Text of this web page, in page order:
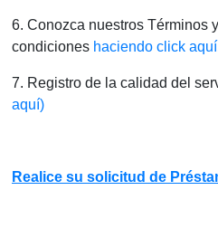
6. Conozca nuestros Términos y
condiciones haciendo click
7. Registro de la calidad del
aquí)
Realice su solicitud de